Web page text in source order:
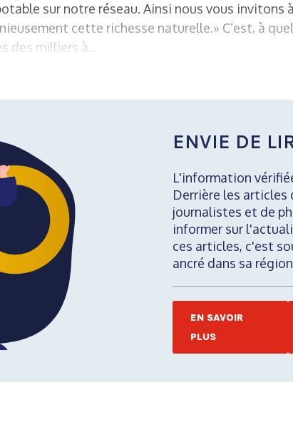
sur notre réseau. Ainsi nous vous invitons
cette richesse naturelle.» C’est, à
des milliers à...
ENVIE DE
L'information
Derrière les articles
journalistes et de
informer sur
ces articles, c'est
ancré dans sa
EN SAVOIR
PLUS